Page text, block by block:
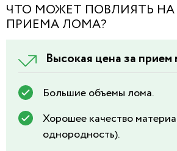
ЧТО МОЖЕТ ПОВЛИЯТЬ
ПРИЕМА ЛОМА?
Высокая цена за
Большие объемы лома.
Хорошее качество
однородность).